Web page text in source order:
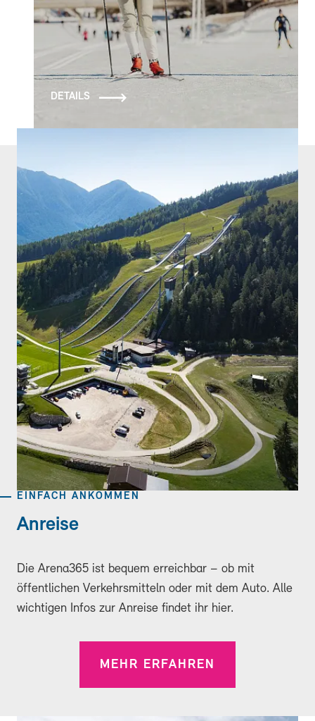
DETAILS
EINFACH ANKOMMEN
Anreise
Die Arena365 ist bequem erreichbar – ob mit
öffentlichen Verkehrsmitteln oder mit dem Auto. Alle
wichtigen Infos zur Anreise findet ihr hier.
MEHR ERFAHREN